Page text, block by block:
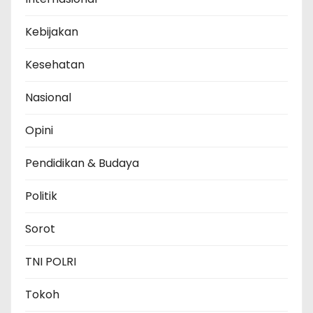
Kebijakan
Kesehatan
Nasional
Opini
Pendidikan & Budaya
Politik
Sorot
TNI POLRI
Tokoh